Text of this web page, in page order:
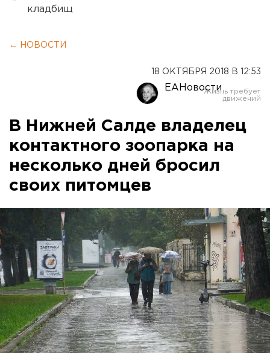
кладбищ
← НОВОСТИ
18 ОКТЯБРЯ 2018 В 12:53
ЕАНовости
В Нижней Салде владелец
контактного зоопарка на
несколько дней бросил
своих питомцев